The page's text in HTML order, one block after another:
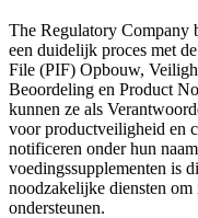
The Regulatory Company
een duidelijk proces met
File (PIF) Opbouw,
Beoordeling en Product
kunnen ze als
voor productveiligheid en
notificeren onder hun
voedingssupplementen is
noodzakelijke diensten om
ondersteunen.